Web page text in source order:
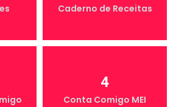
Caderno de Receitas
4
Conta Comigo MEI